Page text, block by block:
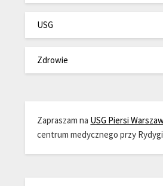
USG
Zdrowie
Zapraszam na USG Piersi
centrum medycznego przy